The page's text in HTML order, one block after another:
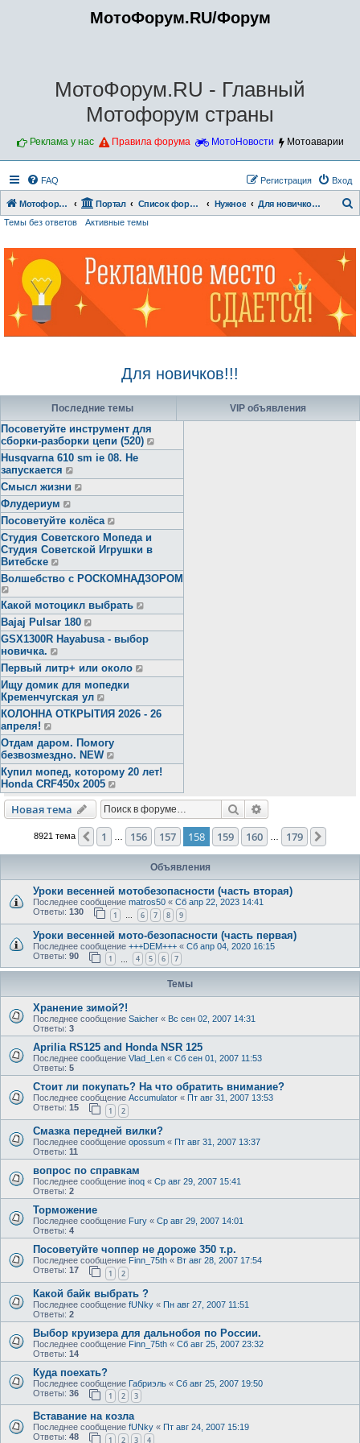
МотоФорум.RU/Форум
МотоФорум.RU - Главный
Мотофорум страны
Реклама у нас Правила форума МотоНовости Мотоаварии
FAQ Вход
Регистрация
Мотофорум.RU Портал Список форумов Нужное Для новичков!!!
Темы без ответов Активные темы
Для новичков!!!
Последние темы
Посоветуйте инструмент для
сборки-разборки цепи (520)
Husqvarna 610 sm ie 08. Не
запускается
Смысл жизни
Флудериум
Посоветуйте колёса
Студия Советского Мопеда и
Студия Советской Игрушки в
Витебске
Волшебство с РОСКОМНАДЗОРОМ
Какой мотоцикл выбрать
Bajaj Pulsar 180
GSX1300R Hayabusa - выбор
новичка.
Первый литр+ или около
Ищу домик для мопедки
Кременчугская ул
КОЛОННА ОТКРЫТИЯ 2026 - 26
апреля!
Отдам даром. Помогу
безвозмездно. NEW
Купил мопед, которому 20 лет!
Honda CRF450x 2005
VIP объявления
Новая тема Поиск
8921 тема Пред.
1 156 157 158 159 160 179
Объявления
Уроки весенней мотобезопасности (часть вторая)
Последнее сообщение matros50 « Сб апр 22, 2023 14:41
Ответы: 130 1 … 6 7 8 9
Уроки весенней мото-безопасности (часть первая)
Последнее сообщение +++DEM+++ « Сб апр 04, 2020 16:15
Ответы: 90 1 4 5 6 7
Темы
Хранение зимой?!
Последнее сообщение Saicher « Вс сен 02, 2007 14:31
Ответы: 3
Aprilia RS125 and Honda NSR 125
Последнее сообщение Vlad_Len « Сб сен 01, 2007 11:53
Ответы: 5
Стоит ли покупать? На что обратить внимание?
Последнее сообщение Accumulator « Пт авг 31, 2007 13:53
Ответы: 15 1 2
Смазка передней вилки?
Последнее сообщение opossum « Пт авг 31, 2007 13:37
Ответы: 11
вопрос по справкам
Последнее сообщение inoq « Ср авг 29, 2007 15:41
Ответы: 2
Торможение
Последнее сообщение Fury « Ср авг 29, 2007 14:01
Ответы: 4
Посоветуйте чоппер не дороже 350 т.р.
Последнее сообщение Finn_75th « Вт авг 28, 2007 17:54
Ответы: 17 1 2
Какой байк выбрать ?
Последнее сообщение fUNky « Пн авг 27, 2007 11:51
Ответы: 2
Выбор круизера для дальнобоя по России.
Последнее сообщение Finn_75th « Сб авг 25, 2007 23:32
Ответы: 14
Куда поехать?
Последнее сообщение Габриэль « Сб авг 25, 2007 19:50
Ответы: 36 1 2 3
Вставание на козла
Последнее сообщение fUNky « Пт авг 24, 2007 15:19
Ответы: 48 1 2 3 4